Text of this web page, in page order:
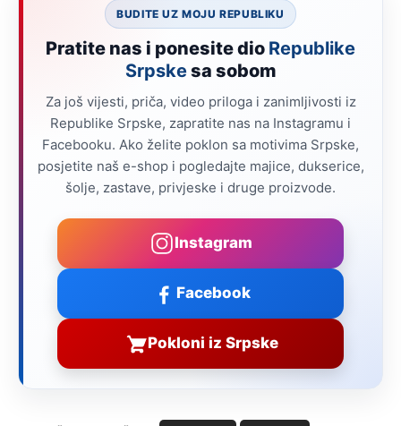
BUDITE UZ MOJU REPUBLIKU
Pratite nas i ponesite dio Republike
Srpskesa sobom
Za još vijesti, priča, video priloga i zanimljivosti iz
Republike Srpske, zapratite nas na Instagramu i
Facebooku. Ako želite poklon sa motivima Srpske,
posjetite naš e-shop i pogledajte majice, dukserice,
šolje, zastave, privjeske i druge proizvode.
Instagram
Facebook
Pokloni iz Srpske